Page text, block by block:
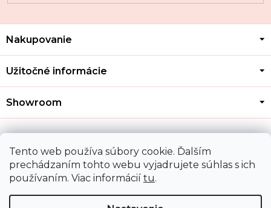
Tento web používa súbory cookie. Ďalším
prechádzaním tohto webu vyjadrujete súhlas s ich
používaním. Viac informácií tu.
Z
p
t
Nakupovanie
Užitočné informácie
Showroom
Kontakt